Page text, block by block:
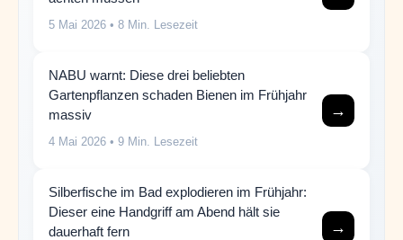
5 Mai 2026 • 8 Min. Lesezeit
NABU warnt: Diese drei beliebten
Gartenpflanzen schaden Bienen im Frühjahr
massiv
4 Mai 2026 • 9 Min. Lesezeit
→
Silberfische im Bad explodieren im Frühjahr:
Dieser eine Handgriff am Abend hält sie
dauerhaft fern
→